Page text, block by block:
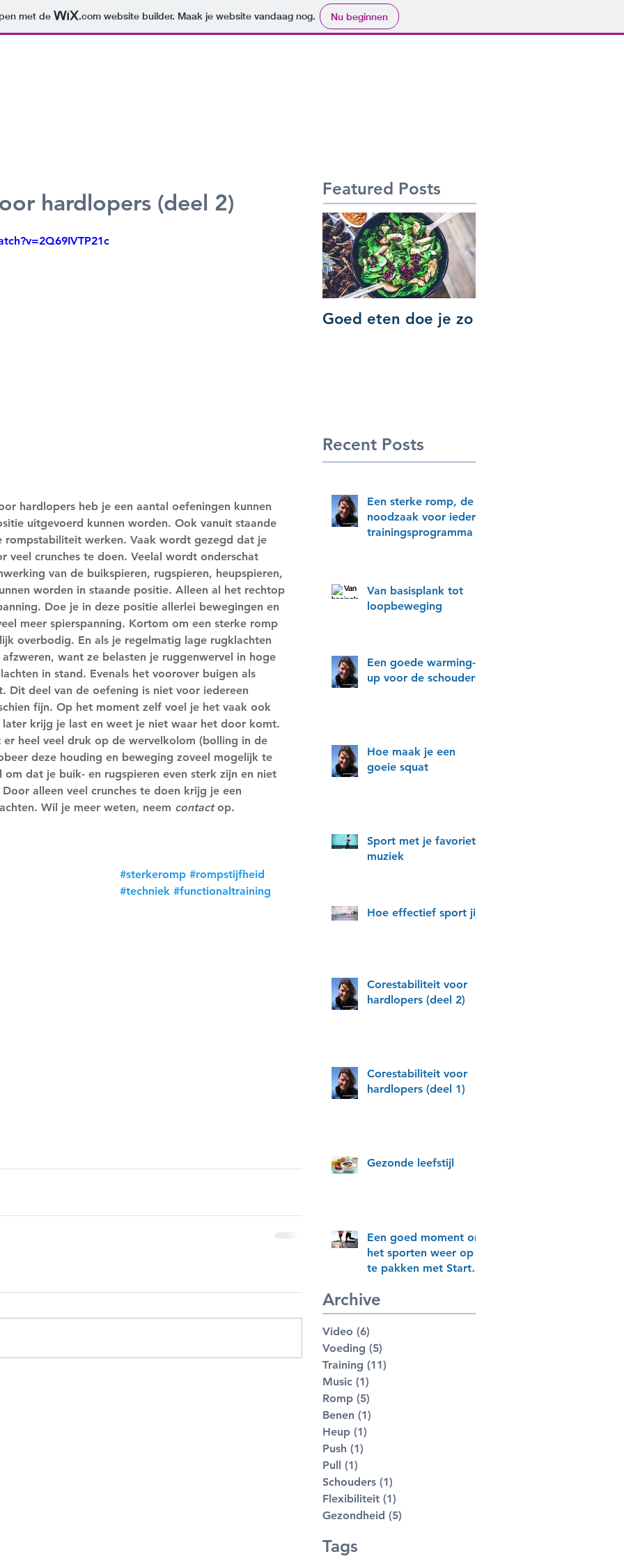
met de .com website builder. Maak je website vandaag nog. Nu beginnen
hardlopers (deel 2)
hardlopers heb je een aantal oefeningen kunnen
uitgevoerd kunnen worden. Ook vanuit staande
rompstabiliteit werken. Vaak wordt gezegd dat je
veel crunches te doen. Veelal wordt onderschat
van de buikspieren, rugspieren, heupspieren,
worden in staande positie. Alleen al het rechtop
Doe je in deze positie allerlei bewegingen en
meer spierspanning. Kortom om een sterke romp
overbodig. En als je regelmatig lage rugklachten
want ze belasten je ruggenwervel in hoge
in stand. Evenals het voorover buigen als
Dit deel van de oefening is niet voor iedereen
fijn. Op het moment zelf voel je het vaak ook
krijg je last en weet je niet waar het door komt.
heel veel druk op de wervelkolom (bolling in de
deze houding en beweging zoveel mogelijk te
dat je buik- en rugspieren even sterk zijn en niet
alleen veel crunches te doen krijg je een
Wil je meer weten, neem contact op.
#sterkeromp #rompstijfheid
#techniek #functionaltraining
Featured Posts
Goed eten doe je zo
Recent Posts
Een sterke romp, de
noodzaak voor ieder
trainingsprogramma
Van basisplank tot
loopbeweging
Een goede warming-
up voor de schouders
Hoe maak je een
goeie squat
Sport met je favoriete
muziek
Hoe effectief sport jij?
Corestabiliteit voor
hardlopers (deel 2)
Corestabiliteit voor
hardlopers (deel 1)
Gezonde leefstijl
Een goed moment om
het sporten weer op
te pakken met Start
Archive
Video (6)
Voeding (5)
Training (11)
Music (1)
Romp (5)
Benen (1)
Heup (1)
Push (1)
Pull (1)
Schouders (1)
Flexibiliteit (1)
Gezondheid (5)
Tags